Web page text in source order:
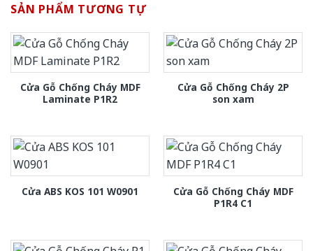
SẢN PHẨM TƯƠNG TỰ
Cửa Gỗ Chống Cháy MDF
Laminate P1R2
Cửa Gỗ Chống Cháy 2P
son xam
Cửa ABS KOS 101 W0901
Cửa Gỗ Chống Cháy MDF
P1R4 C1